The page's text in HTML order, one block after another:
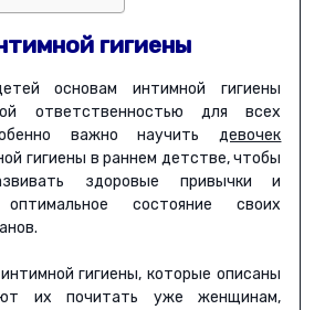
гигиены
основам интимной гигиены
ответственностью для всех
важно научитьдевочек
гигиены в раннем детстве, чтобы
здоровые привычки и
состояние своих
гигиены, которые описаны
их почитать уже женщинам,